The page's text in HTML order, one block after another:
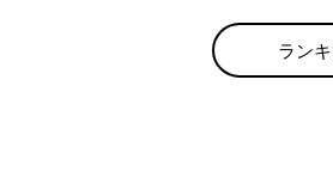
ラン